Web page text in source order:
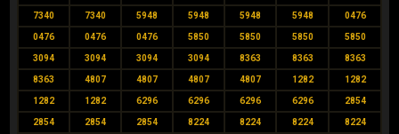
7340 7340 5948 5948 5948 5948 0476
0476 0476 0476 5850 5850 5850 5850
3094 3094 3094 3094 8363 8363 8363
8363 4807 4807 4807 4807 1282 1282
1282 1282 6296 6296 6296 6296 2854
2854 2854 2854 8224 8224 8224 8224